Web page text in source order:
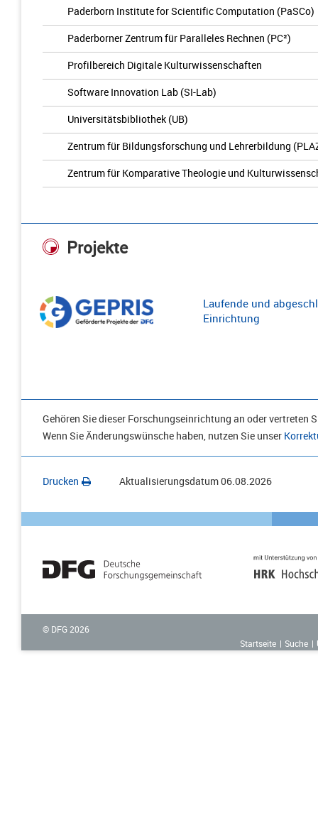
Paderborn Institute for Scientific Computation (PaSCo)
Paderborner Zentrum für Paralleles Rechnen (PC²)
Profilbereich Digitale Kulturwissenschaften
Software Innovation Lab (SI-Lab)
Universitätsbibliothek (UB)
Zentrum für Bildungsforschung und Lehrerbildung
Zentrum für Komparative Theologie und
Projekte
Laufende und
Einrichtung
Gehören Sie dieser Forschungseinrichtung an oder vertreten
Wenn Sie Änderungswünsche haben, nutzen Sie unser
Drucken Aktualisierungsdatum06.08.2026
© DFG 2026
Startseite
Suche